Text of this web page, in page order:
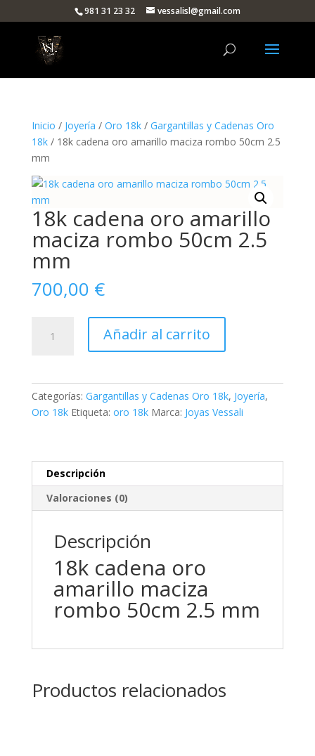
981 31 23 32 vessalisl@gmail.com
Inicio / Joyería / Oro 18k/ Gargantillas y Cadenas Oro
18k/ 18k cadena oro amarillo maciza rombo 50cm 2.5
mm
18k cadena oro amarillo
maciza rombo 50cm 2.5
mm
700,00 €
cadena
rombo
cantidad
Añadir al carrito
Categorías: Gargantillas y Cadenas Oro 18k, Joyería,
Oro 18k Etiqueta: oro 18k Marca: Joyas Vessali
Descripción
Valoraciones (0)
Descripción
18k cadena oro
amarillo maciza
rombo 50cm 2.5 mm
Productos relacionados